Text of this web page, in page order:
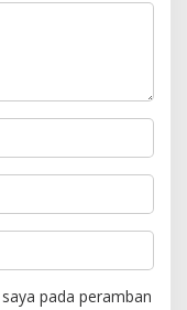
pada peramban